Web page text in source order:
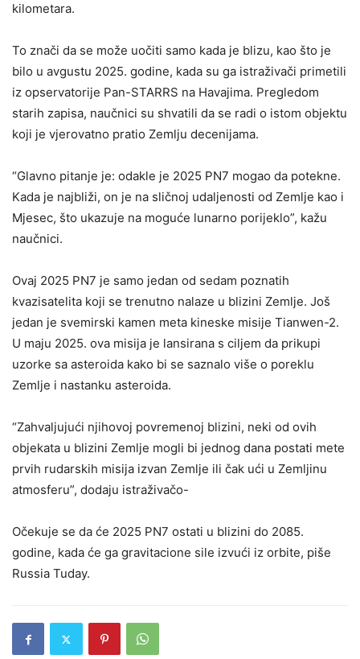
kilometara.
To znači da se može uočiti samo kada je blizu, kao što je
bilo u avgustu 2025. godine, kada su ga istraživači primetili
iz opservatorije Pan-STARRS na Havajima. Pregledom
starih zapisa, naučnici su shvatili da se radi o istom objektu
koji je vjerovatno pratio Zemlju decenijama.
“Glavno pitanje je: odakle je 2025 PN7 mogao da potekne.
Kada je najbliži, on je na sličnoj udaljenosti od Zemlje kao i
Mjesec, što ukazuje na moguće lunarno porijeklo”, kažu
naučnici.
Ovaj 2025 PN7 je samo jedan od sedam poznatih
kvazisatelita koji se trenutno nalaze u blizini Zemlje. Još
jedan je svemirski kamen meta kineske misije Tianwen-2.
U maju 2025. ova misija je lansirana s ciljem da prikupi
uzorke sa asteroida kako bi se saznalo više o poreklu
Zemlje i nastanku asteroida.
“Zahvaljujući njihovoj povremenoj blizini, neki od ovih
objekata u blizini Zemlje mogli bi jednog dana postati mete
prvih rudarskih misija izvan Zemlje ili čak ući u Zemljinu
atmosferu”, dodaju istraživačo-
Očekuje se da će 2025 PN7 ostati u blizini do 2085.
godine, kada će ga gravitacione sile izvući iz orbite, piše
Russia Tuday.